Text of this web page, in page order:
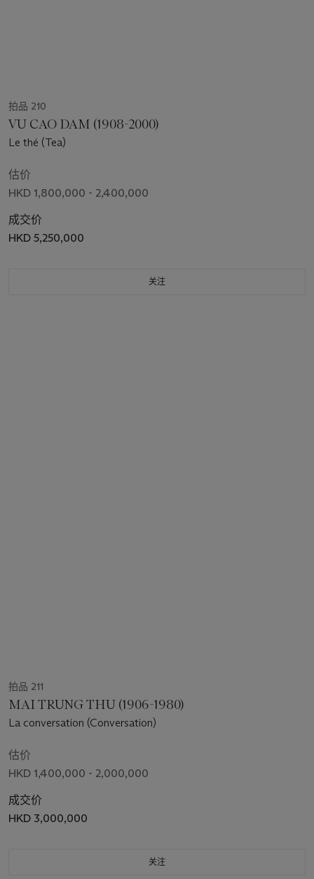
拍品 210
VU CAO DAM (1908-2000)
Le thé (Tea)
估价
HKD 1,800,000 - 2,400,000
成交价
HKD 5,250,000
关注
拍品 211
MAI TRUNG THU (1906-1980)
La conversation (Conversation)
估价
HKD 1,400,000 - 2,000,000
成交价
HKD 3,000,000
关注